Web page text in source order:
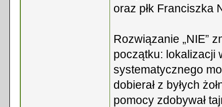
oraz płk Franciszka
Rozwiązanie „NIE”
początku: lokalizacji
systematycznego
dobierał z byłych
pomocy zdobywał